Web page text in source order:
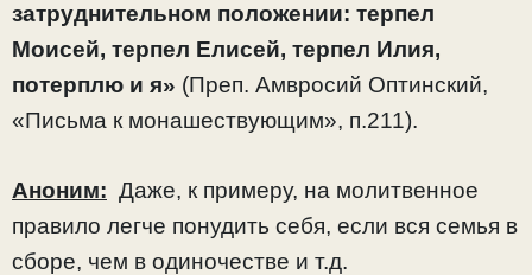
затруднительном положении: терпел
Моисей, терпел Елисей, терпел Илия,
потерплю и я» (Преп. Амвросий Оптинский,
«Письма к монашествующим», п.211).
Аноним: Даже, к примеру, на молитвенное
правило легче понудить себя, если вся семья в
сборе, чем в одиночестве и т.д.